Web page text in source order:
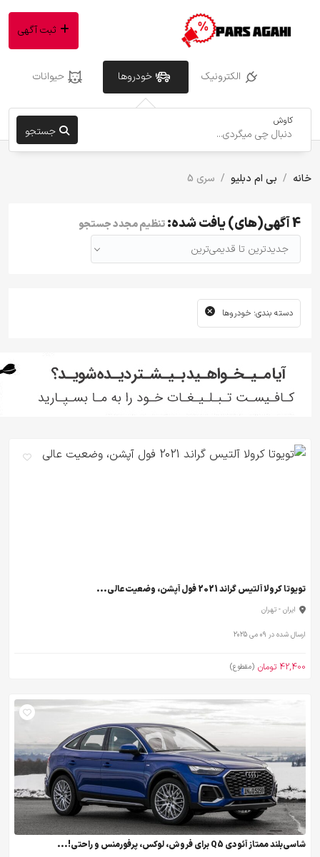
الکترونیک خودروها حیوانات
کاوش
جستجو
ثبت آگهی
خانه بی ام دبلیو سری 5
4 آگهی(های) یافت شده:
تنظیم مجدد جستجو
جدیدترین تا قدیمی‌ترین
دسته بندی: خودروها
تویوتا کرولا آلتیس گراند 2021 فول آپشن، وضعیت عالی...
ایران - تهران
ارسال شده در 09 می 2025
42,400 تومان (مقطوع)
شاسی‌بلند ممتاز آئودی Q5 برای فروش، لوکس، پرفورمنس و راحتی!...